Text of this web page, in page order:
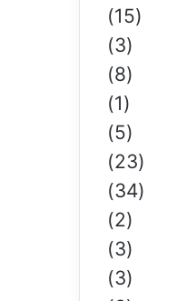
(15)
(3)
(8)
(1)
(5)
(23)
(34)
(2)
(3)
(3)